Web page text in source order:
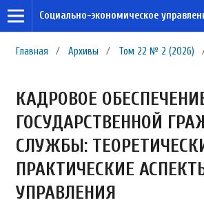
Социально-экономическое
Главная / Архивы / Том 22 № 2 (2026)
КАДРОВОЕ
ГОСУДАРСТВЕННОЙ
СЛУЖБЫ:
ПРАКТИЧЕСКИЕ
УПРАВЛЕНИЯ